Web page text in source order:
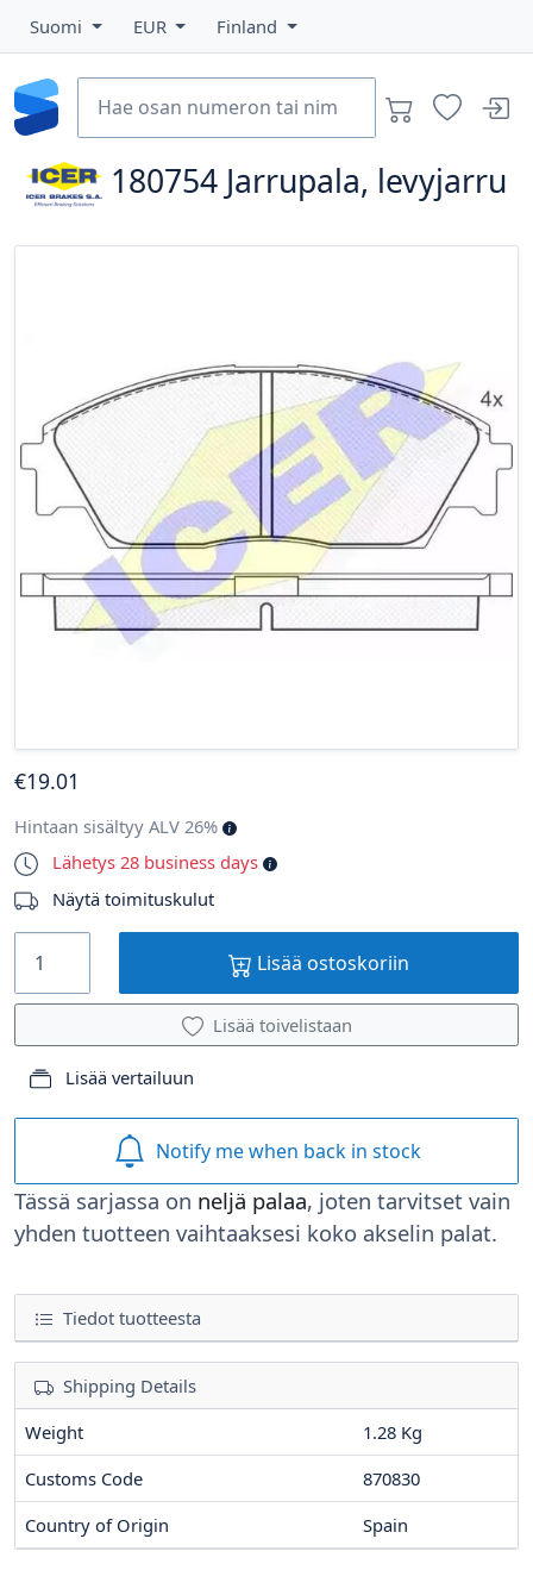
Suomi EUR Finland
180754 Jarrupala, levyjarru
Tässä sarjassa on neljä palaa, joten tarvitset vain
yhden tuotteen vaihtaaksesi koko akselin palat.
Tiedot tuotteesta
Shipping Details
Weight
1.28 Kg
Customs Code
870830
Country of Origin
Spain
€19.01
Hintaan sisältyy ALV 26%
Lähetys 28 business days
Näytä toimituskulut
Lisää ostoskoriin
Lisää toivelistaan
Lisää vertailuun
Notify me when back in stock